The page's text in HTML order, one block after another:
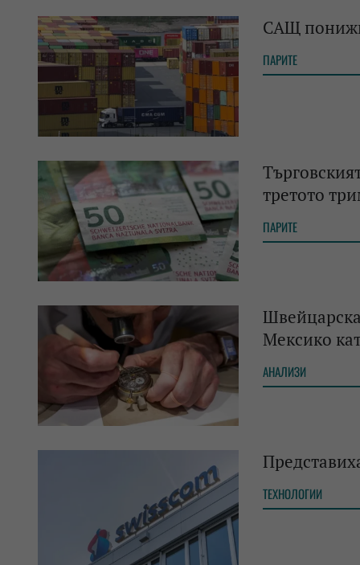
САЩ понижи
ПАРИТЕ
третото
ПАРИТЕ
Мексико
АНАЛИЗИ
ТЕХНОЛОГИИ